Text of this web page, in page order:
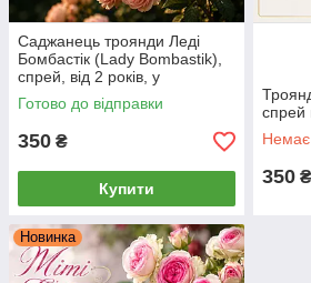
Саджанець троянди Леді
Бомбастік (Lady Bombastik),
спрей, від 2 років, у
контейнері ЗКС
Готово до відправки
350 ₴
Купити
спрей
Немає
350 ₴
Новинка